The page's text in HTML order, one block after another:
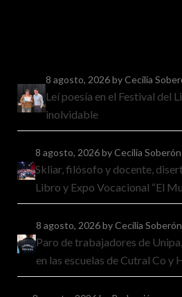
8 agosto, 2026by Cecilia
Leí poesía en el Festival del
inolvidable
8 agosto, 2026by Cecilia Soberón
Skliar, filósofo y docente,
Libro y Expo Vocacional “El
8 agosto, 2026by Cecilia Soberón
Paro de trabajadores de
en las escuelas de Cutral Co y